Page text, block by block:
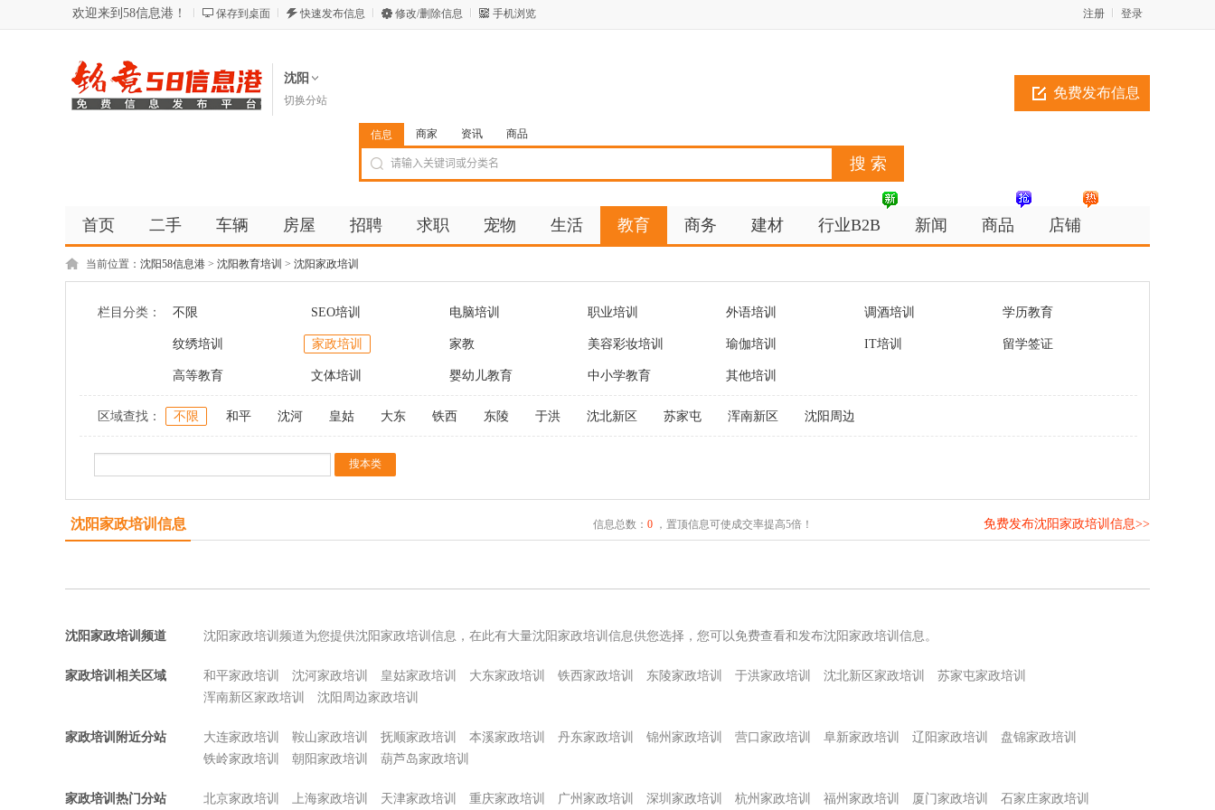
欢迎来到58信息港！ 保存到桌面 快速发布信息 修改/删除信息 手机浏览 登录
注册
沈阳
切换分站 免费发布信息
信息 商家 资讯 商品
首页 二手 车辆 房屋 招聘 求职 宠物 生活 教育 商务 建材 行业B2B 新闻 商品 店铺
当前位置： 沈阳58信息港 > 沈阳教育培训 > 沈阳家政培训
栏目分类： 不限 SEO培训 电脑培训 职业培训 外语培训 调酒培训 学历教育
纹绣培训 家政培训 家教 美容彩妆培训 瑜伽培训 IT培训 留学签证
高等教育 文体培训 婴幼儿教育 中小学教育 其他培训
区域查找： 不限 和平 沈河 皇姑 大东 铁西 东陵 于洪 沈北新区 苏家屯 浑南新区 沈阳周边
沈阳家政培训信息 信息总数： 0，置顶信息可使成交率提高5倍！ 免费发布沈阳家政培训信息>>
沈阳家政培训频道 沈阳家政培训频道为您提供沈阳家政培训信息，在此有大量沈阳家政培训信息供您选择，您可以免费查看和发布沈阳家政培训信息。
家政培训相关区域 和平家政培训 沈河家政培训 皇姑家政培训 大东家政培训 铁西家政培训 东陵家政培训 于洪家政培训 沈北新区家政培训
苏家屯家政培训
浑南新区家政培训
沈阳周边家政培训
家政培训附近分站 大连家政培训 鞍山家政培训 抚顺家政培训 本溪家政培训 丹东家政培训 锦州家政培训 营口家政培训 阜新家政培训 辽阳家政培训
盘锦家政培训
铁岭家政培训
朝阳家政培训 葫芦岛家政培训
家政培训热门分站 北京家政培训 上海家政培训 天津家政培训 重庆家政培训 广州家政培训 深圳家政培训 杭州家政培训 福州家政培训 厦门家政培训 石家庄家政培训